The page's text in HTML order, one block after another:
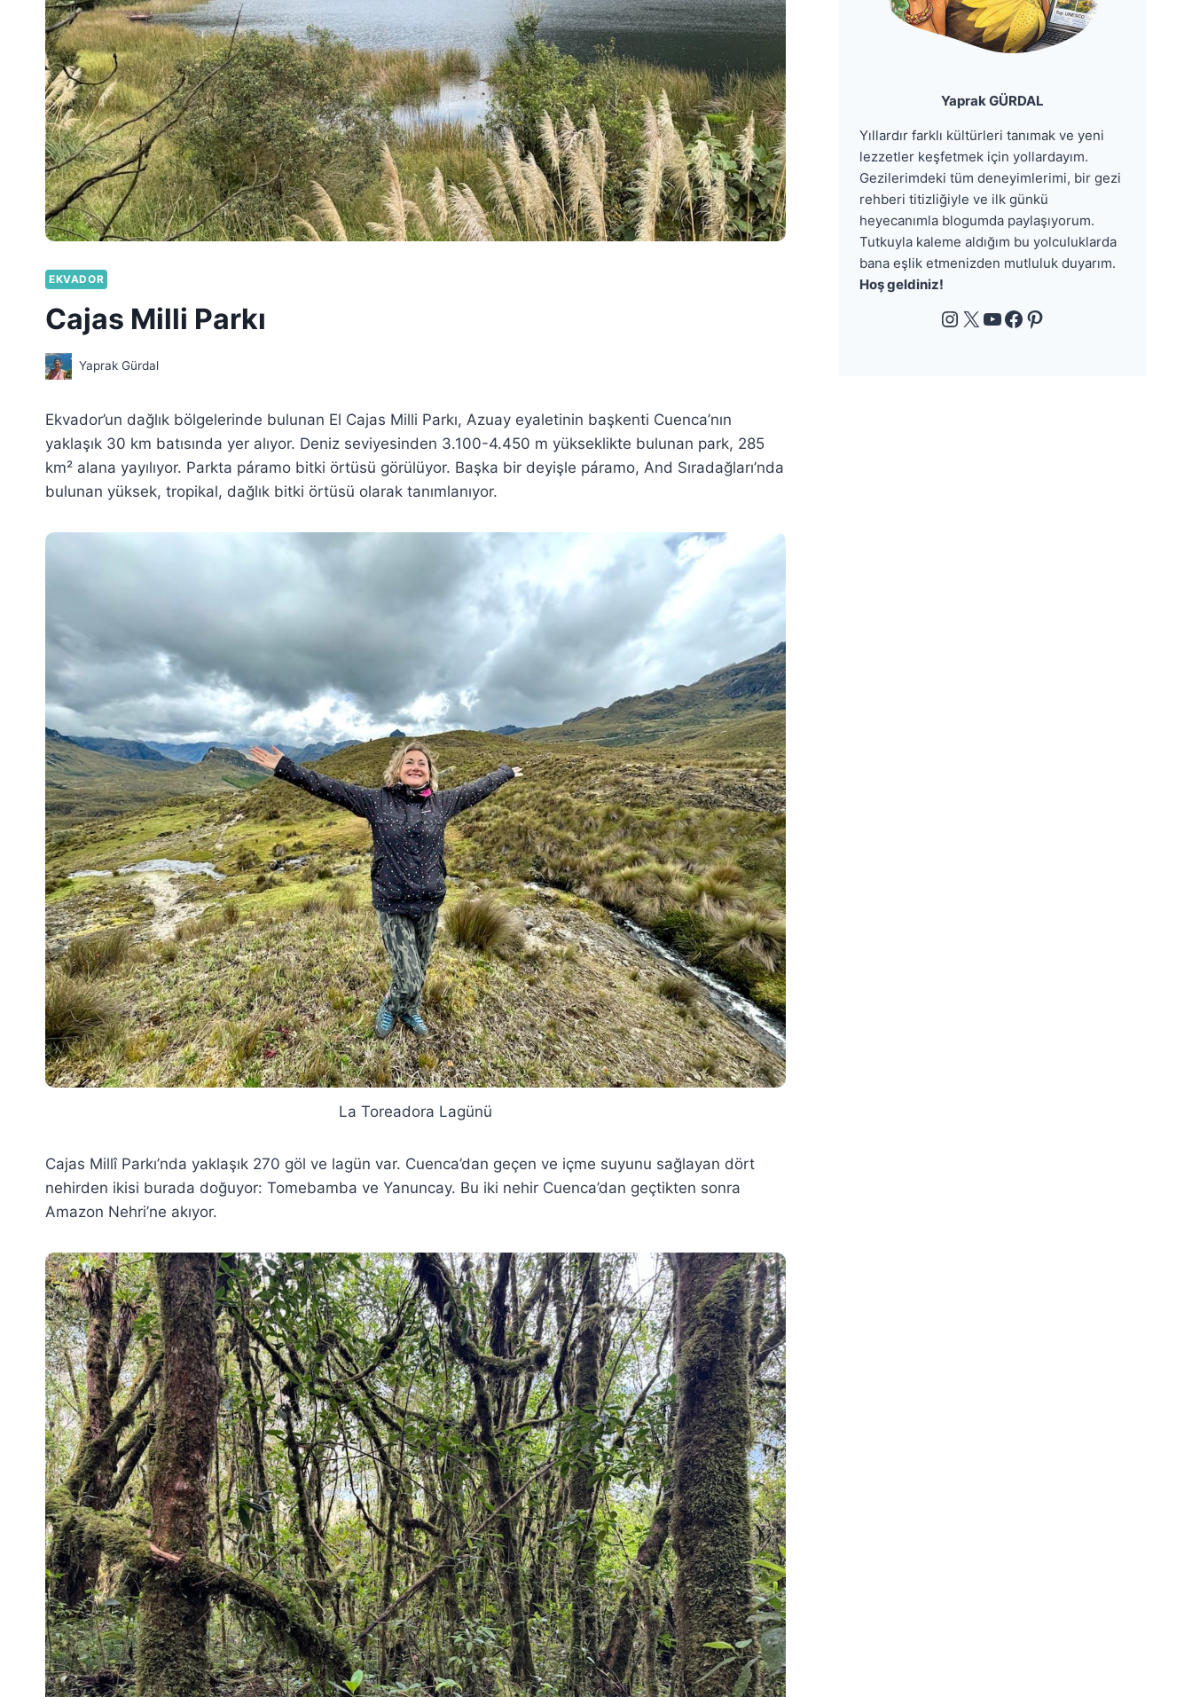
EKVADOR
Cajas Milli Parkı
Yaprak Gürdal
Ekvador’un dağlık bölgelerinde bulunan El Cajas Milli Parkı, Azuay eyaletinin başkenti Cuenca’nın
yaklaşık 30 km batısında yer alıyor. Deniz seviyesinden 3.100-4.450 m yükseklikte bulunan park, 285
km² alana yayılıyor. Parkta páramo bitki örtüsü görülüyor. Başka bir deyişle páramo, And Sıradağları’nda
bulunan yüksek, tropikal, dağlık bitki örtüsü olarak tanımlanıyor.
La Toreadora Lagünü
Cajas Millî Parkı’nda yaklaşık 270 göl ve lagün var. Cuenca’dan geçen ve içme suyunu sağlayan dört
nehirden ikisi burada doğuyor: Tomebamba ve Yanuncay. Bu iki nehir Cuenca’dan geçtikten sonra
Amazon Nehri’ne akıyor.
Yaprak GÜRDAL
Yıllardır farklı kültürleri tanımak ve yeni
lezzetler keşfetmek için yollardayım.
Gezilerimdeki tüm deneyimlerimi, bir gezi
rehberi titizliğiyle ve ilk günkü
heyecanımla blogumda paylaşıyorum.
Tutkuyla kaleme aldığım bu yolculuklarda
bana eşlik etmenizden mutluluk duyarım.
Hoş geldiniz!
Instagram
X YouTube
Facebook
Pinterest